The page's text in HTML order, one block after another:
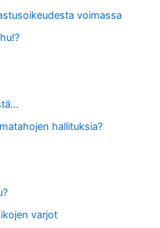
voimassa
hallituksia?
varjot